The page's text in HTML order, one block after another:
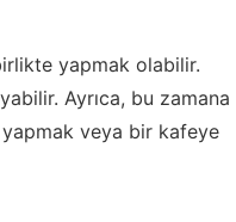
yapmak olabilir.
Ayrıca, bu zamana
veya bir kafeye